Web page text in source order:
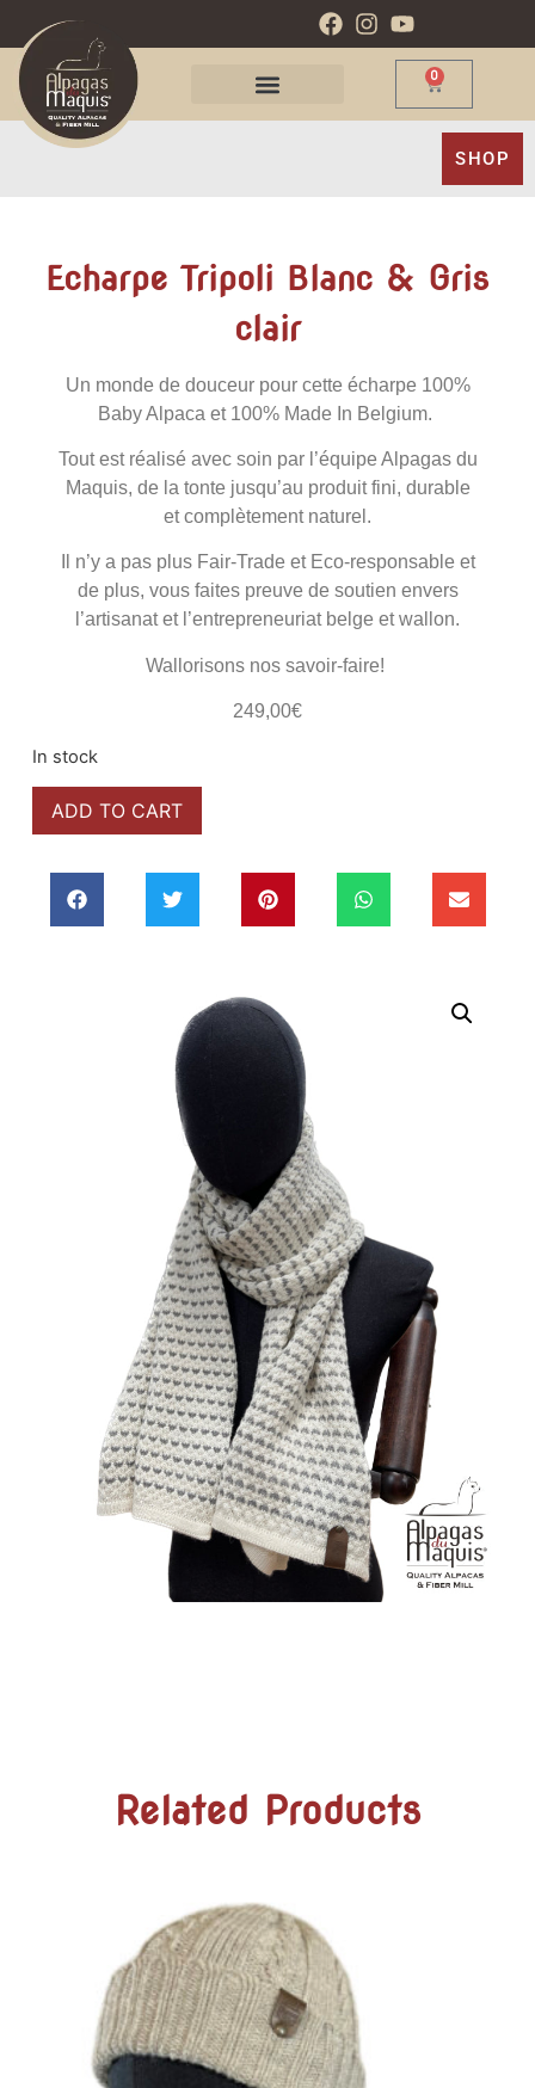
0
SHOP
Echarpe Tripoli Blanc & Gris
clair
Un monde de douceur pour cette écharpe 100%
Baby Alpaca et 100% Made In Belgium.
Tout est réalisé avec soin par l’équipe Alpagas du
Maquis, de la tonte jusqu’au produit fini, durable
et complètement naturel.
Il n’y a pas plus Fair-Trade et Eco-responsable et
de plus, vous faites preuve de soutien envers
l’artisanat et l’entrepreneuriat belge et wallon.
Wallorisons nos savoir-faire!
249,00€
In stock
ADD TO CART
Related Products